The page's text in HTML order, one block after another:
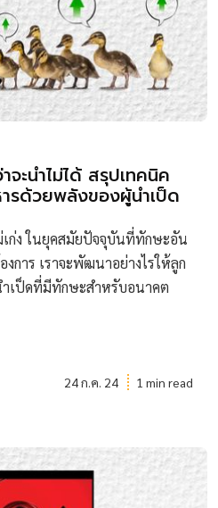
ะนำไม่ได้ สรุปเทคนิค
รด้วยพลังของผู้นำเป็ด
เก่ง ในยุคสมัยปัจจุบันที่ทักษะอัน
การ เราจะพัฒนาอย่างไรให้ลูก
เป็ดที่มีทักษะสำหรับอนาคต
24 ก.ค. 24 1 min read